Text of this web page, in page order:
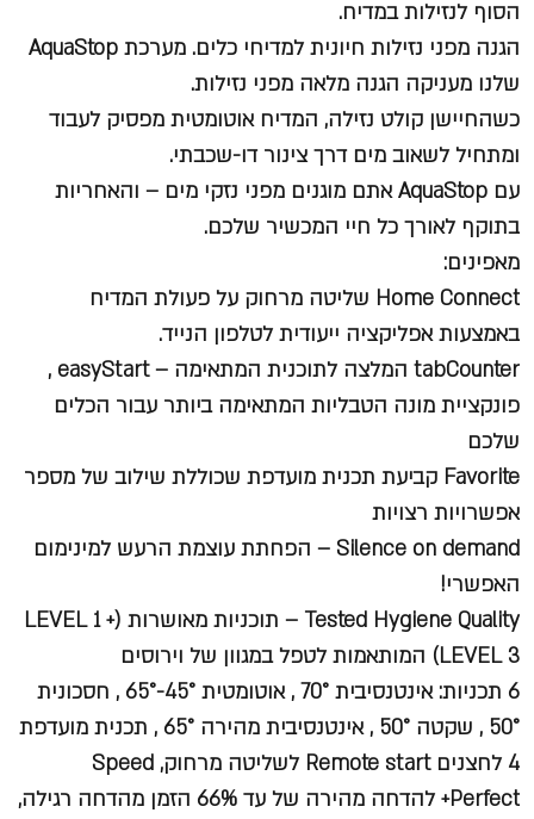
הסוף לנזילות במדיח.
הגנה מפני נזילות חיונית למדיחי כלים. מערכת AquaStop
שלנו מעניקה הגנה מלאה מפני נזילות.
כשהחיישן קולט נזילה, המדיח אוטומטית מפסיק לעבוד
ומתחיל לשאוב מים דרך צינור דו-שכבתי.
עם AquaStop אתם מוגנים מפני נזקי מים – והאחריות
בתוקף לאורך כל חיי המכשיר שלכם.
מאפינים:
Home Connect שליטה מרחוק על פעולת המדיח
באמצעות אפליקציה ייעודית לטלפון הנייד.
tabCounter המלצה לתוכנית המתאימה – easyStart ,
פונקציית מונה הטבליות המתאימה ביותר עבור הכלים
שלכם
Favorite קביעת תכנית מועדפת שכוללת שילוב של מספר
אפשרויות רצויות
Silence on demand – הפחתת עוצמת הרעש למינימום
האפשרי!
Tested Hygiene Quality – תוכניות מאושרות (LEVEL 1 +
LEVEL 3) המותאמות לטפל במגוון של וירוסים
6 תכניות: אינטנסיבית 70° , אוטומטית 45°-65° , חסכונית
50° , שקטה 50° , אינטנסיבית מהירה 65° , תכנית מועדפת
4 לחצנים Remote start לשליטה מרחוק, Speed
Perfect+ להדחה מהירה של עד 66% הזמן מהדחה רגילה,